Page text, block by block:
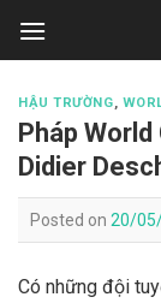
HẬU TRƯỜNG,
Pháp
Didier
Posted on 20/
Có những đội